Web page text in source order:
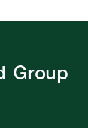
Group